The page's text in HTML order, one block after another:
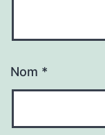
Nom *